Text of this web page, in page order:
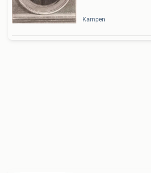
Kampen